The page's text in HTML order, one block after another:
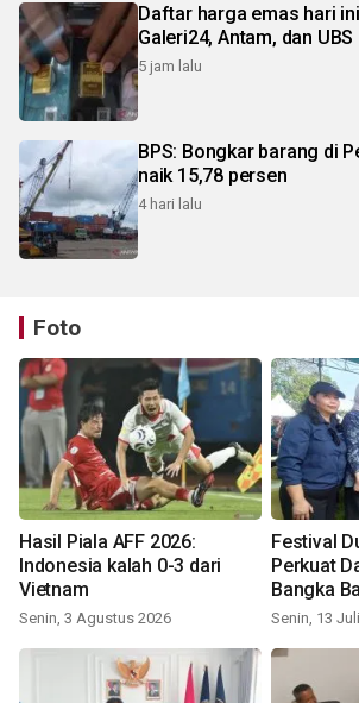
Daftar harga emas hari
Galeri24, Antam, dan
5 jam lalu
BPS: Bongkar barang di
naik 15,78 persen
4 hari lalu
Foto
Hasil Piala AFF 2026:
Indonesia kalah 0-3 dari
Vietnam
Senin, 3 Agustus 2026
Festival
Perkuat
Bangka
Senin, 13